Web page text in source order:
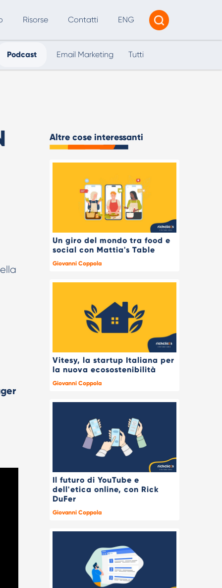
Tracciamento e Reporting Consulenza AI
Risorse Contatti ENG
Podcast Email Marketing Tutti
Altre cose interessanti
Un giro del mondo tra food e
social con Mattia's Table
Giovanni Coppola
Vitesy, la startup Italiana per
la nuova ecosostenibilità
Giovanni Coppola
Il futuro di YouTube e
dell'etica online, con Rick
DuFer
Giovanni Coppola